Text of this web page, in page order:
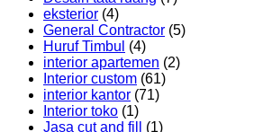
eksterior (4)
General Contractor (5)
Huruf Timbul (4)
interior apartemen (2)
Interior custom (61)
interior kantor (71)
Interior toko (1)
Jasa cut and fill
(1)